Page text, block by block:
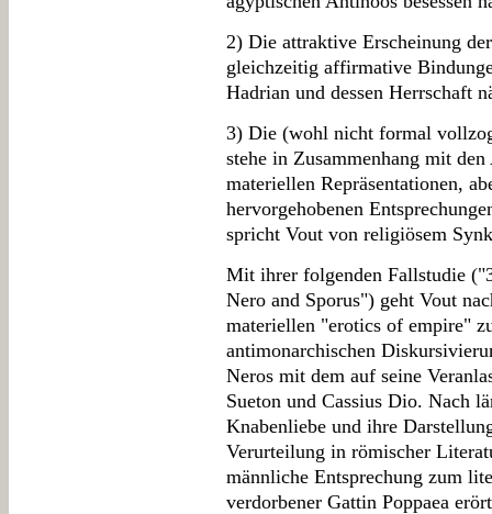
2) Die attraktive Erscheinung
gleichzeitig affirmative
Hadrian und dessen Herrschaft
3) Die (wohl nicht formal
stehe in Zusammenhang mit
materiellen Repräsentationen,
hervorgehobenen
spricht Vout von religiösem
Mit ihrer folgenden Fallstudie
Nero and Sporus") geht Vout
materiellen "erotics of empire"
antimonarchischen
Neros mit dem auf seine
Sueton und Cassius Dio. Nach
Knabenliebe und ihre
Verurteilung in römischer
männliche Entsprechung zum
verdorbener Gattin Poppaea